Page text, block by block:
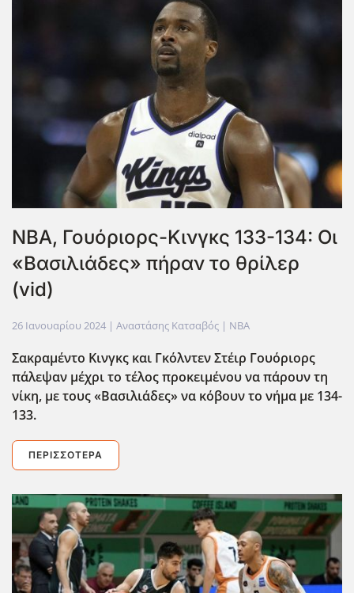
NBA, Γουόριορς-Κινγκς 133-134: Οι
«Βασιλιάδες» πήραν το θρίλερ
(vid)
26 Ιανουαρίου 2024 | Αναστάσης Κατσαβός | NBA
Σακραμέντο Κινγκς και Γκόλντεν Στέιρ Γουόριορς
πάλεψαν μέχρι το τέλος προκειμένου να πάρουν τη
νίκη, με τους «Βασιλιάδες» να κόβουν το νήμα με 134-
133.
ΠΕΡΙΣΣΌΤΕΡΑ